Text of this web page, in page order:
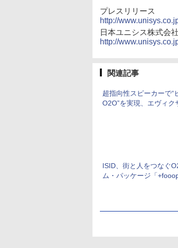
プレスリリース
http://
日本ユニシス株式会社
http://
関連記事
超指向性スピーカーで“
O2O”を実現、エヴィク
ISID、街と人をつなぐ
ム・パッケージ「